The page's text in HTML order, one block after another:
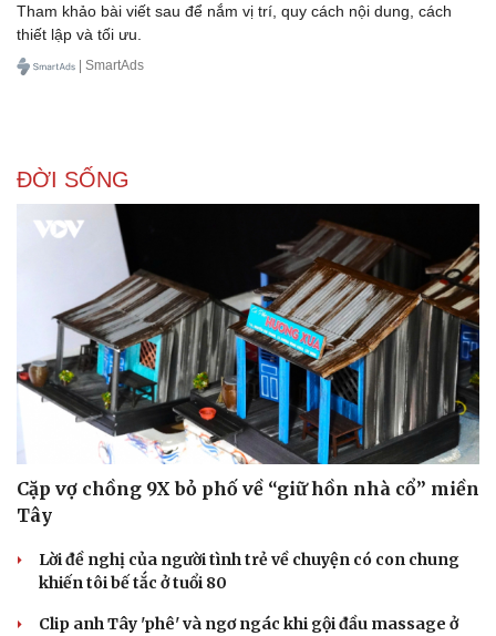
Sức khỏe
Dinh dưỡng - món ngon
Sản phụ khoa
Đời sống
Tình yêu - Gia đình
Tham khảo bài viết sau để nắm vị trí, quy cách nội dung, cách
thiết lập và tối ưu.
| SmartAds
ĐỜI SỐNG
Cặp vợ chồng 9X bỏ phố về “giữ hồn nhà cổ” miền
Tây
Lời đề nghị của người tình trẻ về chuyện có con chung
khiến tôi bế tắc ở tuổi 80
Clip anh Tây 'phê' và ngơ ngác khi gội đầu massage ở